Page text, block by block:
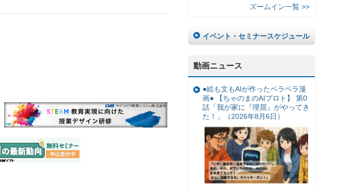
ズームイン一覧 >>
イベント・セミナースケジュール
動画ニュース
●絵も文もAIが作ったペラペラ漫
画● 【ちゃのまのAIプロト】 第0
話「我が家に『理屈』がやってき
た！」（2026年8月6日）